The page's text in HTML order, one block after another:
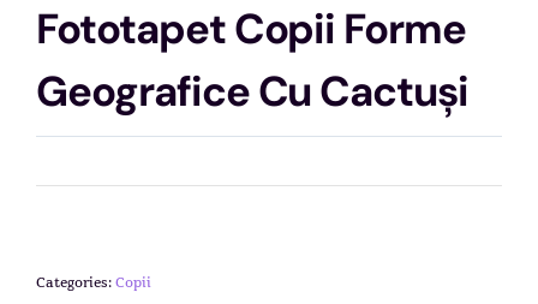
Fototapet Copii Forme
Geografice Cu Cactuși
Categories:Copii